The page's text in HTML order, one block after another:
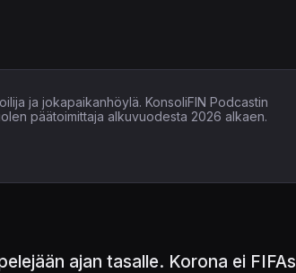
ja jokapaikanhöylä. KonsoliFIN Podcastin
päätoimittaja alkuvuodesta 2026 alkaen.
ajan tasalle. Korona ei